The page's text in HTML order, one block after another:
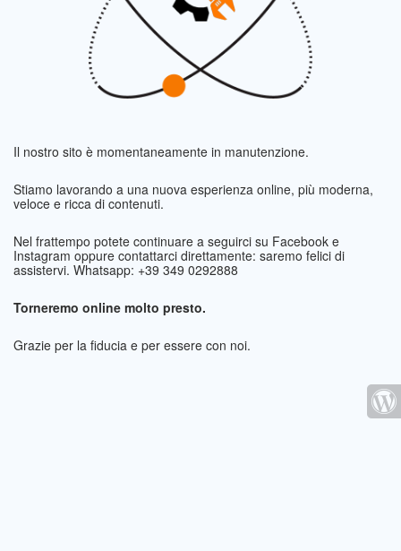
Il nostro sito è momentaneamente in manutenzione.
Stiamo lavorando a una nuova esperienza online, più moderna,
veloce e ricca di contenuti.
Nel frattempo potete continuare a seguirci su Facebook e
Instagram oppure contattarci direttamente: saremo felici di
assistervi. Whatsapp: +39 349 0292888
Torneremo online molto presto.
Grazie per la fiducia e per essere con noi.